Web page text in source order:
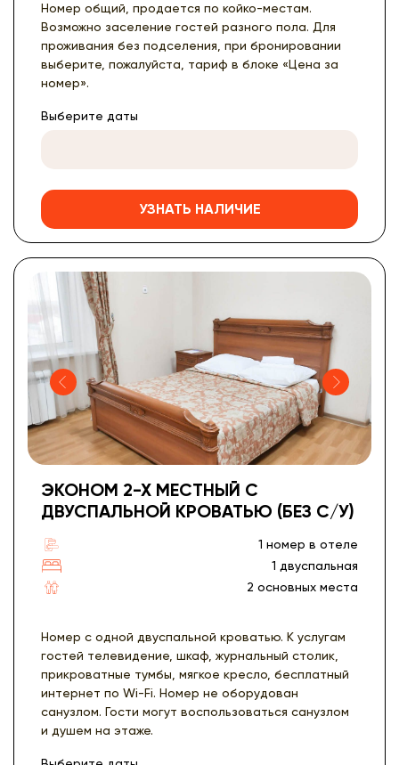
Номер общий, продается по койко-местам.
Возможно заселение гостей разного пола. Для
проживания без подселения, при бронировании
выберите, пожалуйста, тариф в блоке «Цена за
номер».
Выберите даты
УЗНАТЬ НАЛИЧИЕ
ЭКОНОМ 2-Х МЕСТНЫЙ С
ДВУСПАЛЬНОЙ КРОВАТЬЮ (БЕЗ С/У)
1 номер в отеле
1 двуспальная
2 основных места
Номер с одной двуспальной кроватью. К услугам
гостей телевидение, шкаф, журнальный столик,
прикроватные тумбы, мягкое кресло, бесплатный
интернет по Wi-Fi. Номер не оборудован
санузлом. Гости могут воспользоваться санузлом
и душем на этаже.